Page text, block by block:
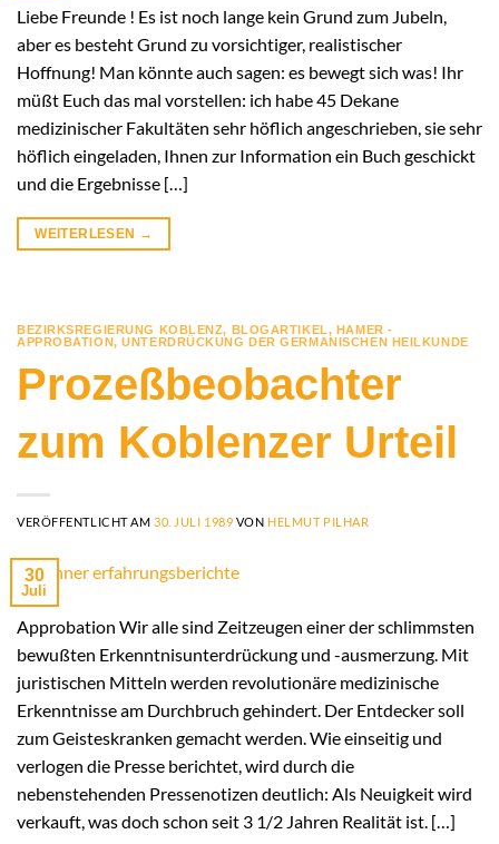
Liebe Freunde ! Es ist noch lange kein Grund zum Jubeln,
aber es besteht Grund zu vorsichtiger, realistischer
Hoffnung! Man könnte auch sagen: es bewegt sich was! Ihr
müßt Euch das mal vorstellen: ich habe 45 Dekane
medizinischer Fakultäten sehr höflich angeschrieben, sie sehr
höflich eingeladen, Ihnen zur Information ein Buch geschickt
und die Ergebnisse […]
WEITERLESEN →
BEZIRKSREGIERUNG KOBLENZ, BLOGARTIKEL, HAMER -
APPROBATION,UNTERDRÜCKUNG DER GERMANISCHEN HEILKUNDE
Prozeßbeobachter
zum Koblenzer Urteil
VERÖFFENTLICHT AM30. JULI 1989 VON HELMUT PILHAR
30
Juli
Approbation Wir alle sind Zeitzeugen einer der schlimmsten
bewußten Erkenntnisunterdrückung und -ausmerzung. Mit
juristischen Mitteln werden revolutionäre medizinische
Erkenntnisse am Durchbruch gehindert. Der Entdecker soll
zum Geisteskranken gemacht werden. Wie einseitig und
verlogen die Presse berichtet, wird durch die
nebenstehenden Pressenotizen deutlich: Als Neuigkeit wird
verkauft, was doch schon seit 3 1/2 Jahren Realität ist. […]